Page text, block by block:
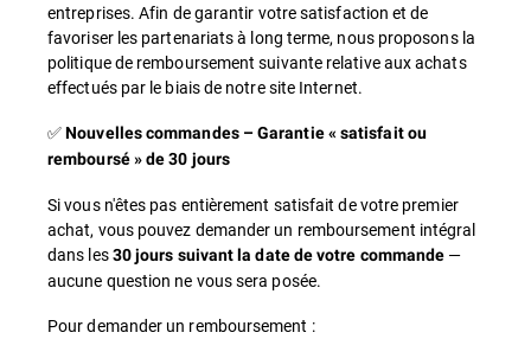
entreprises. Afin de garantir votre satisfaction et de
favoriser les partenariats à long terme, nous proposons la
politique de remboursement suivante relative aux achats
effectués par le biais de notre site Internet.
✅Nouvelles commandes – Garantie « satisfait ou
remboursé » de 30 jours
Si vous n'êtes pas entièrement satisfait de votre premier
achat, vous pouvez demander un remboursement intégral
dans les30 jours suivant la date de votre commande —
aucune question ne vous sera posée.
Pour demander un remboursement :